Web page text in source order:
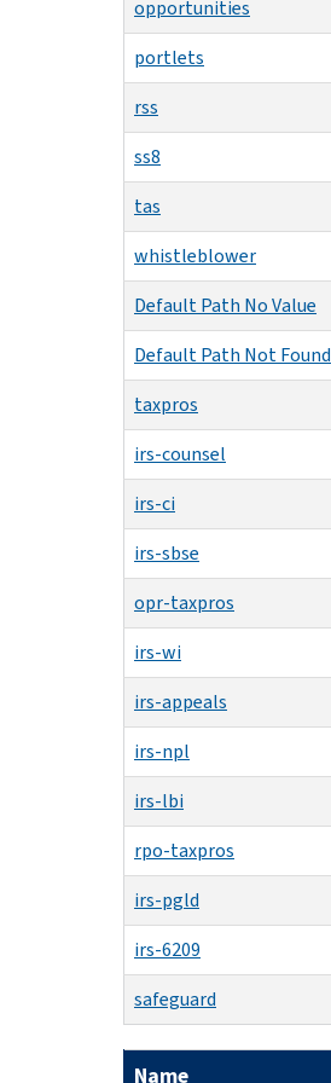
opportunities
portlets
rss
ss8
tas
whistleblower
Default Path No Value
Default Path Not Found
taxpros
irs-counsel
irs-ci
irs-sbse
opr-taxpros
irs-wi
irs-appeals
irs-npl
irs-lbi
rpo-taxpros
irs-pgld
irs-6209
safeguard
Name